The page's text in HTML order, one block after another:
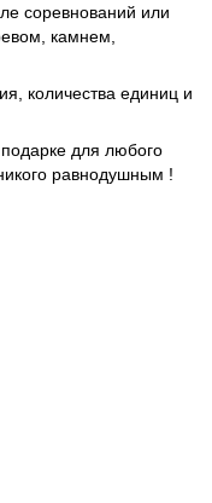
соревнований или
камнем,
количества единиц и
для любого
равнодушным !